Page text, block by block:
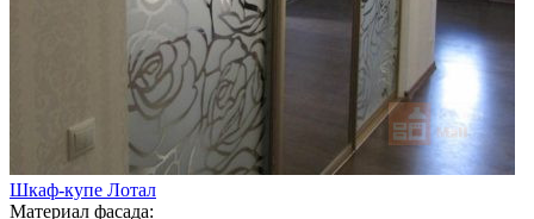
Шкаф-купе Лотал
Материал фасада: